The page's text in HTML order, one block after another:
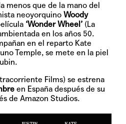
menos que de la mano del
neoyorquinoWoody
‘Wonder Wheel’ (La
en los años 50.
en el reparto Kate
Temple, se mete en la piel
Films) se estrena
en España después de su
de Amazon Studios.